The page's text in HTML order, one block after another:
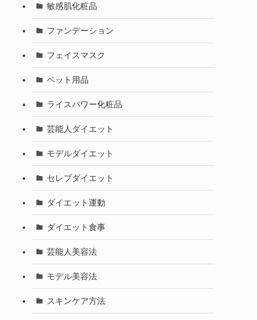
敏感肌化粧品
ファンデーション
フェイスマスク
ペット用品
ライスパワー化粧品
芸能人ダイエット
モデルダイエット
セレブダイエット
ダイエット運動
ダイエット食事
芸能人美容法
モデル美容法
スキンケア方法